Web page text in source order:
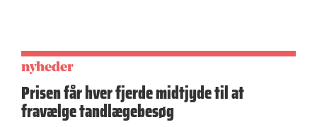
nyheder
Prisen får hver fjerde midtjyde til at
fravælge tandlægebesøg